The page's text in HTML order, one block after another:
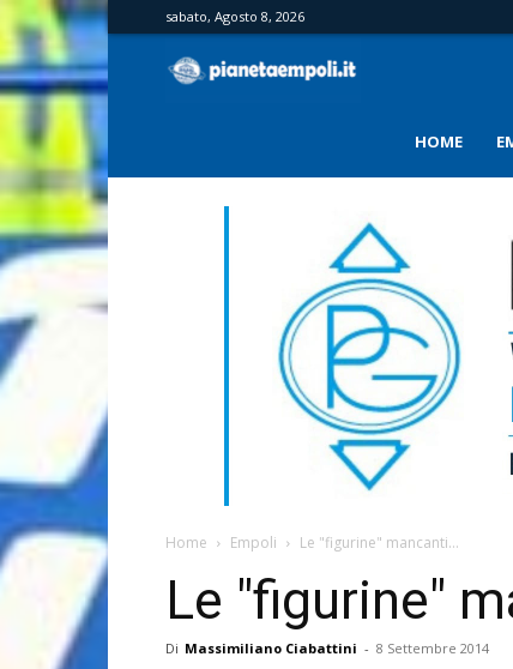
sabato, Agosto 8, 2026
HOME
Home Empoli Le "figurine" mancanti…
Le "figurine"
Di Massimiliano Ciabattini - 8 Settembre 2014